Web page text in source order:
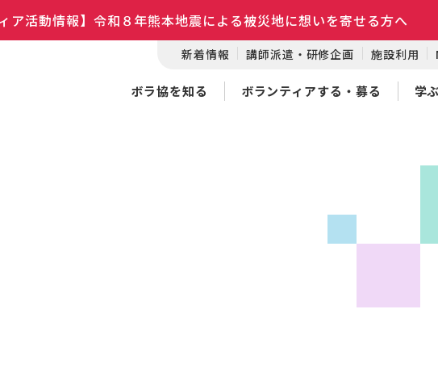
ア活動情報】令和８年熊本地震による被災地に想いを寄せる方へ
新着情報 講師派遣・研修企画 施設利用
ボラ協を知る ボランティアする・募る 学